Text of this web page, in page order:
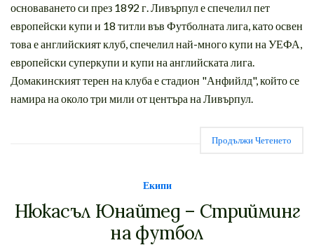
основаването си през 1892 г. Ливърпул е спечелил пет
европейски купи и 18 титли във Футболната лига, като освен
това е английският клуб, спечелил най-много купи на УЕФА,
европейски суперкупи и купи на английската лига.
Домакинският терен на клуба е стадион "Анфийлд", който се
намира на около три мили от центъра на Ливърпул.
Продължи Четенето
Екипи
Нюкасъл Юнайтед – Стрийминг
на футбол